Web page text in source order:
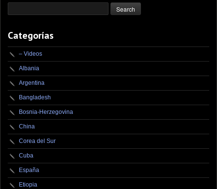
Categorías
– Videos
Albania
Argentina
Bangladesh
Bosnia-Herzegovina
China
Corea del Sur
Cuba
España
Etiopia